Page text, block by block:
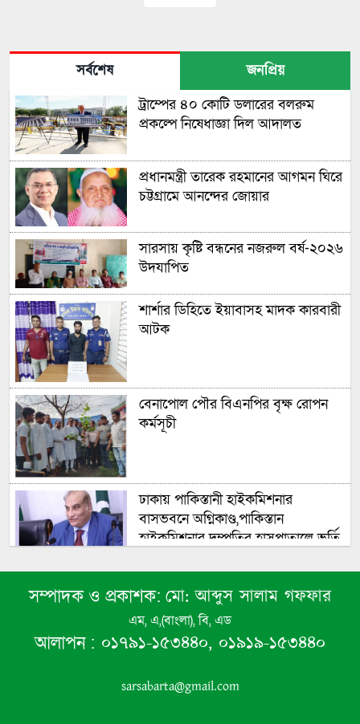
সর্বশেষ জনপ্রিয়
ট্রাম্পের ৪০ কোটি ডলারের বলরুম
প্রকল্পে নিষেধাজ্ঞা দিল আদালত
প্রধানমন্ত্রী তারেক রহমানের আগমন ঘিরে
চট্টগ্রামে আনন্দের জোয়ার
সারসায় কৃষ্টি বন্ধনের নজরুল বর্ষ-২০২৬
উদযাপিত
শার্শার ডিহিতে ইয়াবাসহ মাদক কারবারী
আটক
বেনাপোল পৌর বিএনপির বৃক্ষ রোপন
কর্মসূচী
ঢাকায় পাকিস্তানী হাইকমিশনার
বাসভবনে অগ্নিকাণ্ড,পাকিস্তান
হাইকমিশনার দম্পতির হাসপাতালে ভর্তি
সংসদের বিশেষ অধিবেশন ডাকা হচ্ছে
মুখোমুখি হতে চান সাকিব
সম্পাদক ও প্রকাশক: মো: আব্দুস সালাম গফফার
এম, এ,(বাংলা), বি, এড
আলাপন : ০১৭৯১-১৫৩৪৪০, ০১৯১৯-১৫৩৪৪০
sarsabarta@gmail.com